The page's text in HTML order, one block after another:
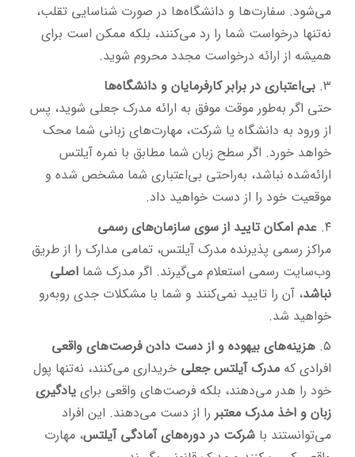
می‌شود. سفارت‌ها و دانشگاه‌ها در صورت شناسایی تقلب،
نه‌تنها درخواست شما را رد می‌کنند، بلکه ممکن است برای
همیشه از ارائه درخواست مجدد محروم شوید.
۳. بی‌اعتباری در برابر کارفرمایان و دانشگاه‌ها
حتی اگر به‌طور موقت موفق به ارائه مدرک جعلی شوید، پس
از ورود به دانشگاه یا شرکت، مهارت‌های زبانی شما محک
خواهد خورد. اگر سطح زبان شما مطابق با نمره آیلتس
ارائه‌شده نباشد، به‌راحتی بی‌اعتباری شما مشخص شده و
موقعیت خود را از دست خواهید داد.
۴. عدم امکان تایید از سوی سازمان‌های رسمی
مراکز رسمی پذیرنده مدرک آیلتس، تمامی مدارک را از طریق
وب‌سایت رسمی استعلام می‌گیرند. اگر مدرک شما اصلی
نباشد، آن را تایید نمی‌کنند و شما با مشکلات جدی روبه‌رو
خواهید شد.
۵. هزینه‌های بیهوده و از دست دادن فرصت‌های واقعی
افرادی که مدرک آیلتس جعلی خریداری می‌کنند، نه‌تنها پول
خود را هدر می‌دهند، بلکه فرصت‌های واقعی برای یادگیری
زبان و اخذ مدرک معتبر را از دست می‌دهند. این افراد
می‌توانستند با شرکت در دوره‌های آمادگی آیلتس، مهارت